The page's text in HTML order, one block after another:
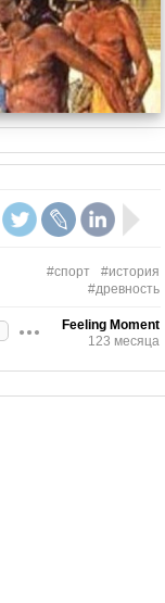
#спорт
#история
#древность
Feeling Moment
123 месяца